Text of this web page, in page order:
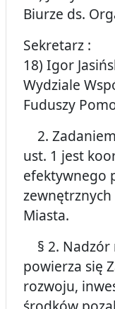
Biurze ds.
Sekretarz :
18) Igor
Wydziale
Fuduszy
2.
ust. 1 jest
efektywnego
Miasta.
§ 2. Nadzór
powierza się
rozwoju,